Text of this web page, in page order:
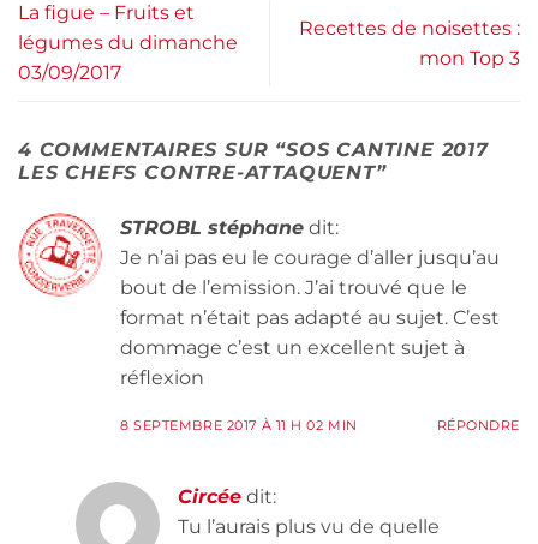
La figue – Fruits et
légumes du dimanche
03/09/2017
Recettes de noisettes :
mon Top 3
4 COMMENTAIRES SUR “SOS CANTINE 2017
LES CHEFS CONTRE-ATTAQUENT”
STROBL stéphane dit:
Je n’ai pas eu le courage d’aller jusqu’au
bout de l’emission. J’ai trouvé que le
format n’était pas adapté au sujet. C’est
dommage c’est un excellent sujet à
réflexion
8 SEPTEMBRE 2017 À 11 H 02 MIN RÉPONDRE
Circée dit:
Tu l’aurais plus vu de quelle